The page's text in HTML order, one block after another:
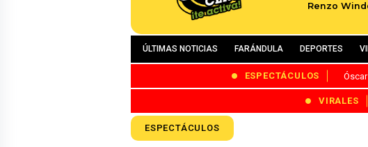
Renzo
ÚLTIMAS NOTICIAS FARÁNDULA DEPORTES
ESPECTÁCULOS
VIRALES
ESPECTÁCULOS